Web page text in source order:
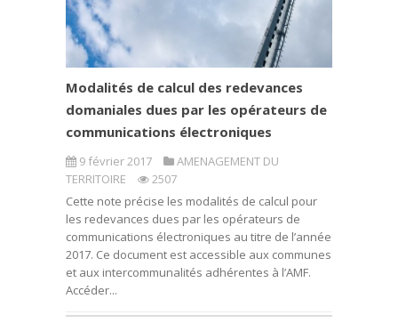
Modalités de calcul des redevances
domaniales dues par les opérateurs de
communications électroniques
9 février 2017
AMENAGEMENT DU
TERRITOIRE
2507
Cette note précise les modalités de calcul pour
les redevances dues par les opérateurs de
communications électroniques au titre de l’année
2017. Ce document est accessible aux communes
et aux intercommunalités adhérentes à l’AMF.
Accéder...